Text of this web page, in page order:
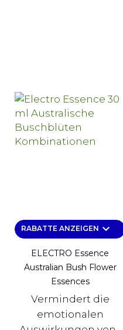
RABATTE ANZEIGEN keyboard_arrow_down
ELECTRO Essence
Australian Bush Flower
Essences
Vermindert die
emotionalen